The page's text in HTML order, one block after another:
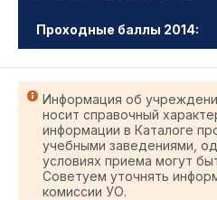
Проходные баллы 2014:
Информация об
носит справочный
информации в Каталоге
учебными заведениями,
условиях приема могут
Советуем уточнять
комиссии УО.